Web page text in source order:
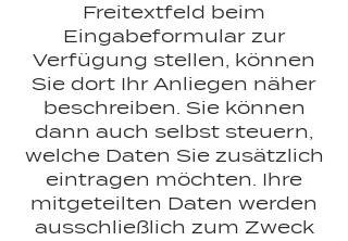
Freitextfeld beim
Eingabeformular zur
Verfügung stellen, können
Sie dort Ihr Anliegen näher
beschreiben. Sie können
dann auch selbst steuern,
welche Daten Sie zusätzlich
eintragen möchten. Ihre
mitgeteilten Daten werden
ausschließlich zum Zweck